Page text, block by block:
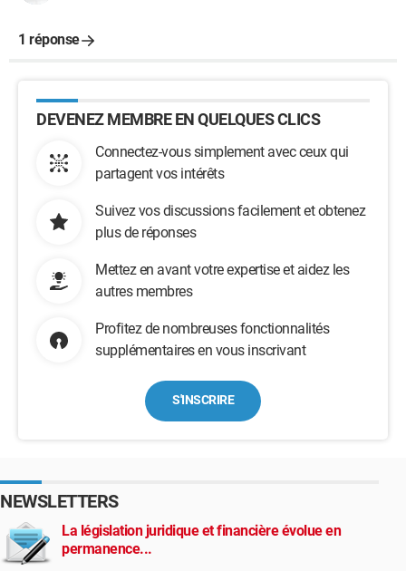
1 réponse
DEVENEZ MEMBRE EN QUELQUES CLICS
Connectez-vous simplement avec ceux qui
partagent vos intérêts
Suivez vos discussions facilement et obtenez
plus de réponses
Mettez en avant votre expertise et aidez les
autres membres
Profitez de nombreuses fonctionnalités
supplémentaires en vous inscrivant
S'INSCRIRE
NEWSLETTERS
La législation juridique et financière évolue en
permanence...